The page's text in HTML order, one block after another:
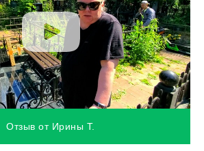
Отзыв от Ирины Т.